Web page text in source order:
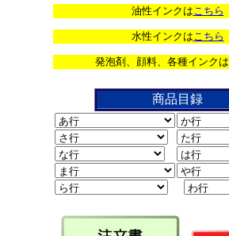
油性インクはこちら
水性インクはこちら
発泡剤、顔料、各種インクは
商品目録